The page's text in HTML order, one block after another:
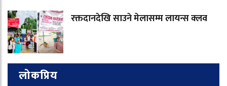
रक्तदानदेखि साउने मेलासम्म लायन्स क्लव
लोकप्रिय